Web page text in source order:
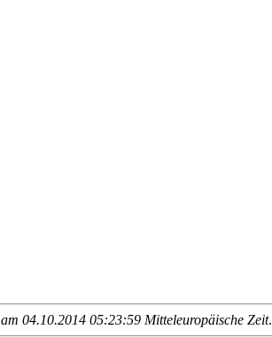
am 04.10.2014 05:23:59 Mitteleuropäische Zeit.